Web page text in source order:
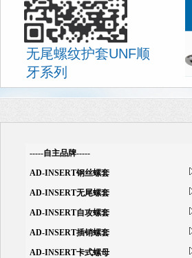
无尾螺纹护套UNF顺
牙系列
-----自主品牌-----
AD-INSERT钢丝螺套
AD-INSERT无尾螺套
AD-INSERT自攻螺套
AD-INSERT插销螺套
AD-INSERT卡式螺母